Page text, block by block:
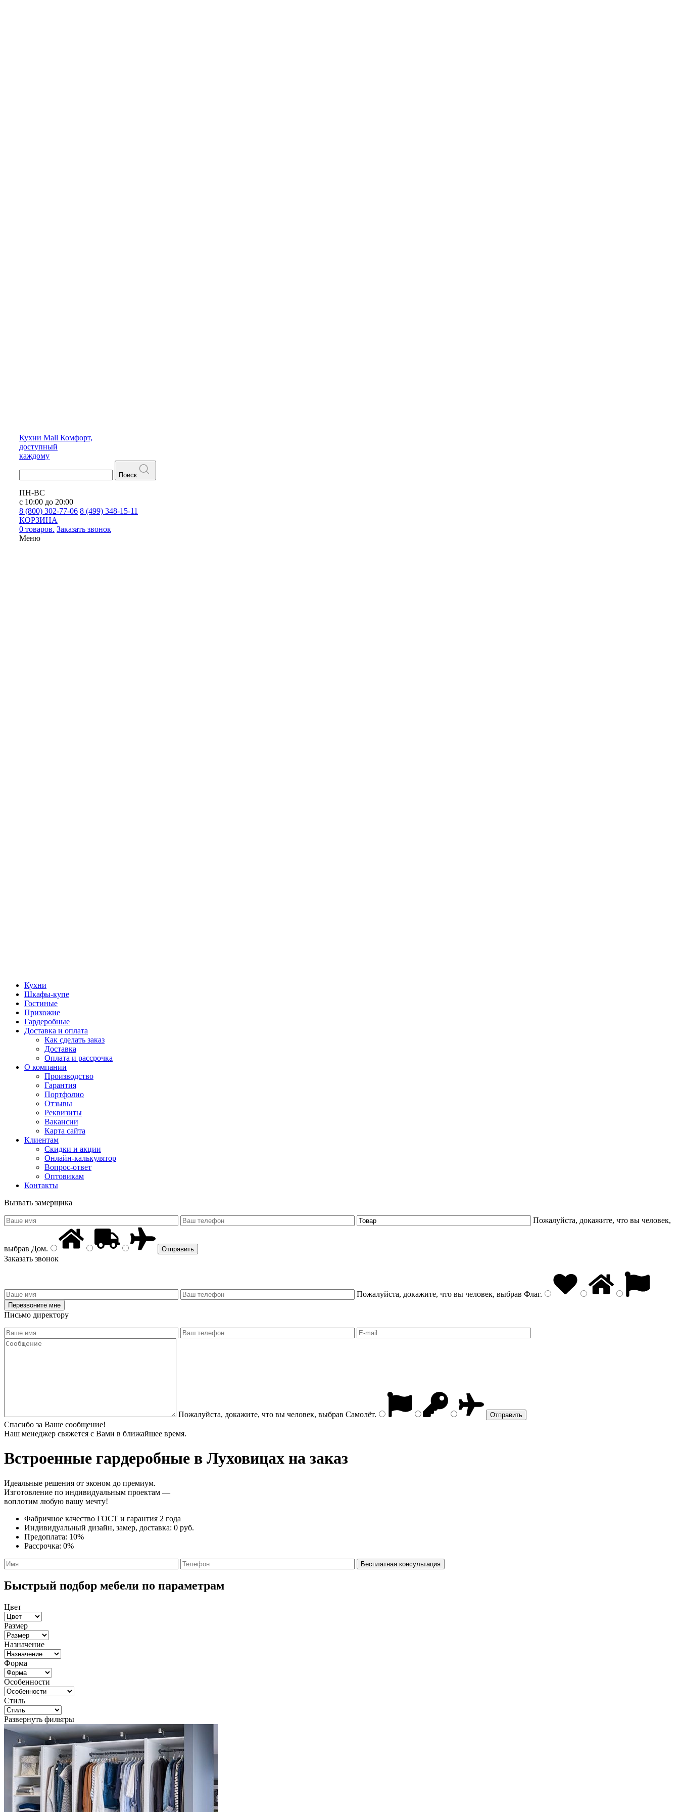
Кухни Mall Комфорт,
доступный
каждому
Поиск
ПН-ВС
с 10:00 до 20:00
8 (800) 302-77-06 8 (499) 348-15-11
КОРЗИНА
0 товаров. Заказать звонок
Меню
Кухни
Шкафы-купе
Гостиные
Прихожие
Гардеробные
Доставка и оплата
Как сделать заказ
Доставка
Оплата и рассрочка
О компании
Производство
Гарантия
Портфолио
Отзывы
Реквизиты
Вакансии
Карта сайта
Клиентам
Скидки и акции
Онлайн-калькулятор
Вопрос-ответ
Оптовикам
Контакты
Вызвать замерщика
Пожалуйста, докажите, что вы человек,
выбрав Дом.
Заказать звонок
Пожалуйста, докажите, что вы человек, выбрав Флаг.
Письмо директору
Пожалуйста, докажите, что вы человек, выбрав Самолёт.
Спасибо за Ваше сообщение!
Наш менеджер свяжется с Вами в ближайшее время.
Встроенные гардеробные в Луховицах на заказ
Идеальные решения от эконом до премиум.
Изготовление по индивидуальным проектам —
воплотим любую вашу мечту!
Фабричное качество ГОСТ и гарантия 2 года
Индивидуальный дизайн, замер, доставка: 0 руб.
Предоплата: 10%
Рассрочка: 0%
Быстрый подбор мебели по параметрам
Цвет
Размер
Назначение
Форма
Особенности
Стиль
Развернуть фильтры